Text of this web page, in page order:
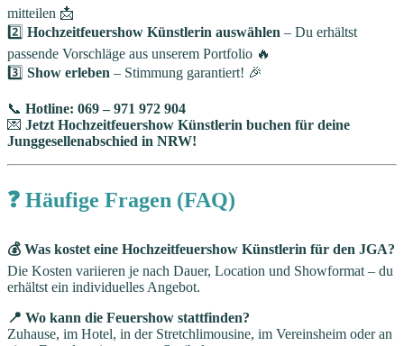
mitteilen 📩
2️⃣ Hochzeitfeuershow Künstlerin auswählen – Du erhältst
passende Vorschläge aus unserem Portfolio 🔥
3️⃣ Show erleben – Stimmung garantiert! 🎉
📞 Hotline: 069 – 971 972 904
💌 Jetzt Hochzeitfeuershow Künstlerin buchen für deine
Junggesellenabschied in NRW!
❓ Häufige Fragen (FAQ)
💰 Was kostet eine Hochzeitfeuershow Künstlerin für den JGA?
Die Kosten variieren je nach Dauer, Location und Showformat – du
erhältst ein individuelles Angebot.
📍 Wo kann die Feuershow stattfinden?
Zuhause, im Hotel, in der Stretchlimousine, im Vereinsheim oder an